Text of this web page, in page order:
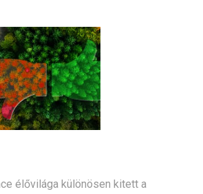
élővilága különösen kitett a